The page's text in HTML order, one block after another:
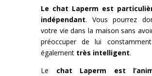
Le chat Laperm est
indépendant. Vous pourrez
votre vie dans la maison sans
préoccuper de lui
également très intelligent.
Le chat Laperm est